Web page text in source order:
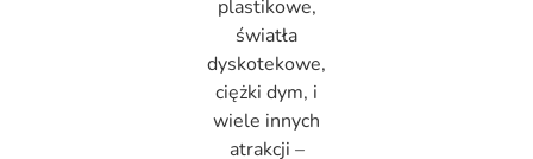
plastikowe,
światła
dyskotekowe,
ciężki dym, i
wiele innych
atrakcji –